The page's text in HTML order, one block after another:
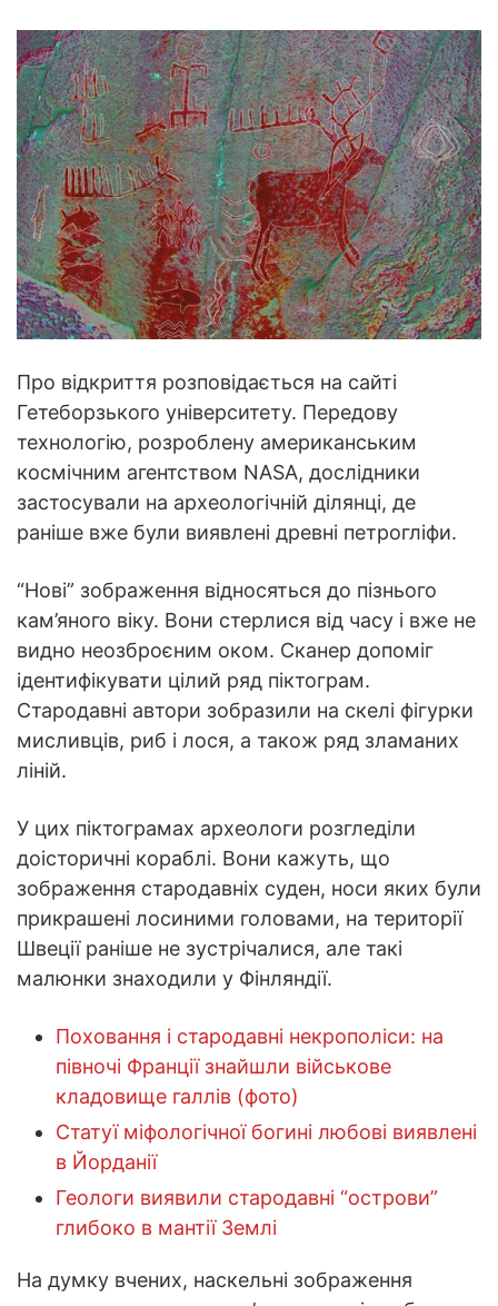
Про відкриття розповідається на сайті
Гетеборзького університету. Передову
технологію, розроблену американським
космічним агентством NASA, дослідники
застосували на археологічній ділянці, де
раніше вже були виявлені древні петрогліфи.
“Нові” зображення відносяться до пізнього
кам’яного віку. Вони стерлися від часу і вже не
видно неозброєним оком. Сканер допоміг
ідентифікувати цілий ряд піктограм.
Стародавні автори зобразили на скелі фігурки
мисливців, риб і лося, а також ряд зламаних
ліній.
У цих піктограмах археологи розгледіли
доісторичні кораблі. Вони кажуть, що
зображення стародавніх суден, носи яких були
прикрашені лосиними головами, на території
Швеції раніше не зустрічалися, але такі
малюнки знаходили у Фінляндії.
Поховання і стародавні некрополіси: на
півночі Франції знайшли військове
кладовище галлів (фото)
Статуї міфологічної богині любові виявлені
в Йорданії
Геологи виявили стародавні “острови”
глибоко в мантії Землі
На думку вчених, наскельні зображення